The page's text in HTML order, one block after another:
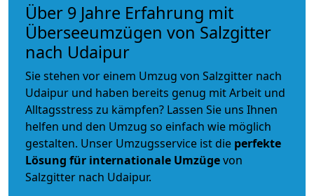
Über 9 Jahre Erfahrung mit
Überseeumzügen von Salzgitter
nach Udaipur
Sie stehen vor einem Umzug von Salzgitter nach
Udaipur und haben bereits genug mit Arbeit und
Alltagsstress zu kämpfen? Lassen Sie uns Ihnen
helfen und den Umzug so einfach wie möglich
gestalten. Unser Umzugsservice ist die perfekte
Lösung für internationale Umzügevon
Salzgitter nach Udaipur.